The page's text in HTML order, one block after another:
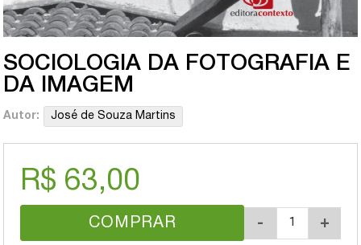
SOCIOLOGIA DA FOTOGRAFIA E
DA IMAGEM
Autor: José de Souza Martins
R$ 63,00
COMPRAR - +